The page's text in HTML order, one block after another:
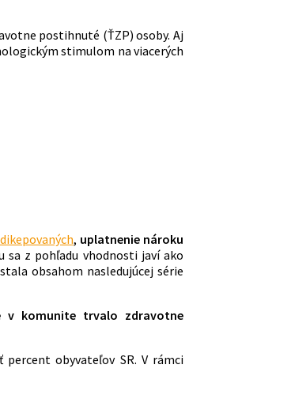
postihnuté (ŤZP) osoby. Aj
stimulom na viacerých
, uplatnenie nároku
z pohľadu vhodnosti javí ako
obsahom nasledujúcej série
v komunite trvalo zdravotne
obyvateľov SR. V rámci